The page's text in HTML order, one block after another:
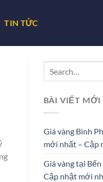
TIN TỨC
BÀI VIẾT MỚI
Giá vàng Bình
mới nhất – Cập
Giá vàng tại Bến
Cập nhật mới